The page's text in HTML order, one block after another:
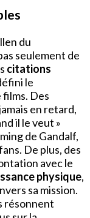
du
seulement de
citations
le
Des
en retard,
il le veut »
de Gandalf,
De plus, des
avec le
physique,
sa mission.
résonnent